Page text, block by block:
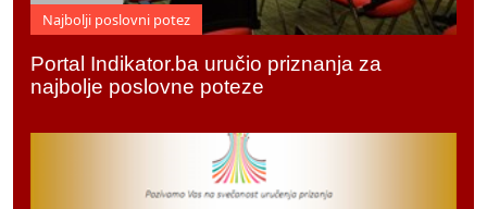
Najbolji poslovni potez
Portal Indikator.ba uručio priznanja za
najbolje poslovne poteze